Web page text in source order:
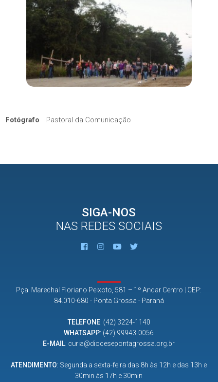
Fotógrafo Pastoral da Comunicação
SIGA-NOS
NAS REDES SOCIAIS
Pça. Marechal Floriano Peixoto, 581 – 1º Andar Centro | CEP:
84.010-680 - Ponta Grossa - Paraná
TELEFONE: (42) 3224-1140
WHATSAPP: (42) 99943-0056
E-MAIL: curia@diocesepontagrossa.org.br
ATENDIMENTO: Segunda a sexta-feira das 8h às 12h e das 13h e
30min às 17h e 30min